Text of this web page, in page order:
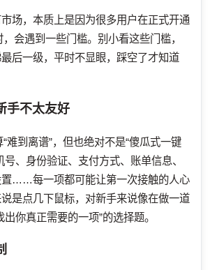
场，本质上是因为很多用户在正式开通
会遇到一些门槛。别小看这些门槛，
后一级，平时不显眼，踩空了才知道
手不太友好
难到离谱”，但也绝对不是“傻瓜式一键
号、身份验证、支付方式、账单信息、
置……每一项都可能让第一次接触的人心
是点几下鼠标，对新手来说像在做一道
你真正需要的一项”的选择题。